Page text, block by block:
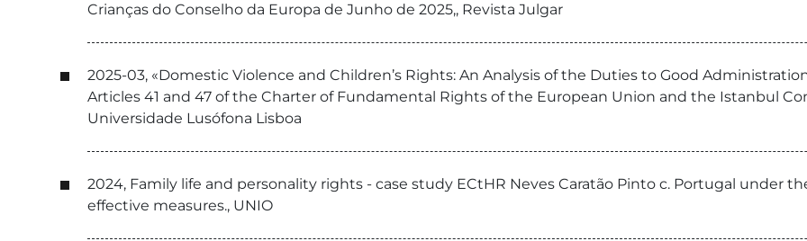
Crianças do Conselho da Europa de Junho de 2025,, Revista Julgar
2025-03, «Domestic Violence and Children’s Rights: An Analysis of the Duties to Good
Articles 41 and 47 of the Charter of Fundamental Rights of the European Union and the Istanbul
Universidade Lusófona Lisboa
2024, Family life and personality rights - case study ECtHR Neves Caratão Pinto c. Portugal under
effective measures., UNIO